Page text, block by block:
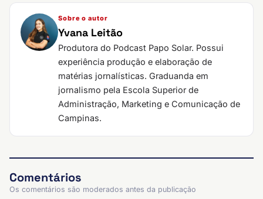
Sobre o autor
Yvana Leitão
Produtora do Podcast Papo Solar. Possui
experiência produção e elaboração de
matérias jornalísticas. Graduanda em
jornalismo pela Escola Superior de
Administração, Marketing e Comunicação de
Campinas.
Comentários
Os comentários são moderados antes da publicação